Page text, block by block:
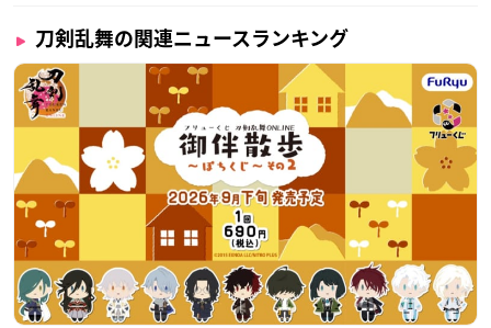
刀剣乱舞の関連ニュースランキング